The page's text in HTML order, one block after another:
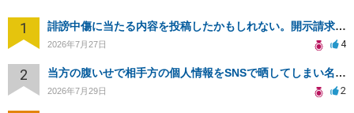
1 誹謗中傷に当たる内容を投稿したかもしれない。開示請求や民事刑事裁判に発展しうるのか教えて欲しい。
2026年7月27日 4
2 当方の腹いせで相手方の個人情報をSNSで晒してしまい名誉毀損させてしまったかもしれない
2026年7月29日 2